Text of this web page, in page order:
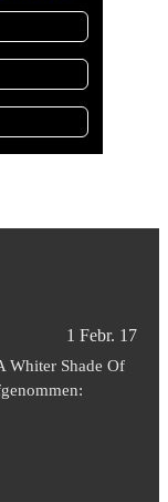
1 Febr. 17
Whiter Shade Of